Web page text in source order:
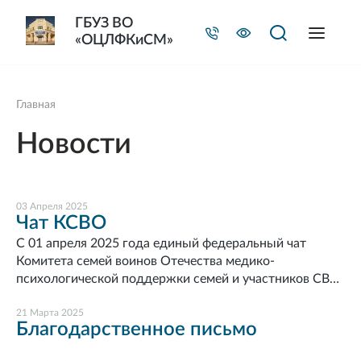
Главная
Новости
03 Апреля 2025
Чат КСВО
С 01 апреля 2025 года единый федеральный чат
Комитета семей воинов Отечества медико-
психологической поддержки семей и участников СВО
работы. «Психологическая помощь часто нужна здесь
и сейчас. Наш чат Комитета с психологами начал
21 Марта 2025
Благодарственное письмо
ГБУЗ ВО
«ОЦЛФКиСМ»